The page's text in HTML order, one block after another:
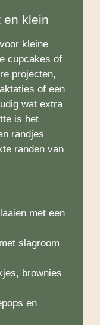
en klein
kleine
cupcakes of
projecten,
of een
wat extra
is het
randjes
randen van
met een
slagroom
brownies
en